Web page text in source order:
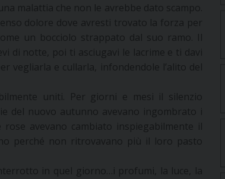
malattia che non le avrebbe dato scampo.
dolore dove avresti trovato la forza per
un bocciolo strappato dal suo ramo. Il
di notte, poi ti asciugavi le lacrime e ti davi
vegliarla e cullarla, infondendole l’alito del
uniti. Per giorni e mesi il silenzio
del nuovo autunno avevano ingombrato i
avevano cambiato inspiegabilmente il
perché non ritrovavano più il loro pasto
in quel giorno…i profumi, la luce, la